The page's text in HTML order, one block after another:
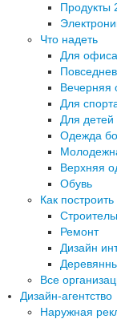
Продукты
Что надеть
Для офиса
Вечерняя
Для
Для детей
Одежда
Верхняя
Обувь
Как построить
Ремонт
Дизайн
Все
Дизайн-агентство
Наружная